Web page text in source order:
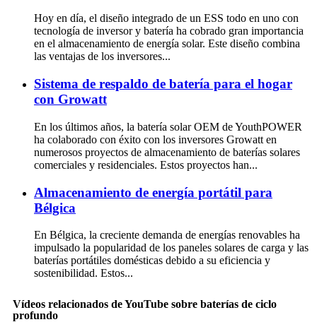
Hoy en día, el diseño integrado de un ESS todo en uno con
tecnología de inversor y batería ha cobrado gran importancia
en el almacenamiento de energía solar. Este diseño combina
las ventajas de los inversores...
Sistema de respaldo de batería para el hogar
con Growatt
En los últimos años, la batería solar OEM de YouthPOWER
ha colaborado con éxito con los inversores Growatt en
numerosos proyectos de almacenamiento de baterías solares
comerciales y residenciales. Estos proyectos han...
Almacenamiento de energía portátil para
Bélgica
En Bélgica, la creciente demanda de energías renovables ha
impulsado la popularidad de los paneles solares de carga y las
baterías portátiles domésticas debido a su eficiencia y
sostenibilidad. Estos...
Vídeos relacionados de YouTube sobre baterías de ciclo
profundo